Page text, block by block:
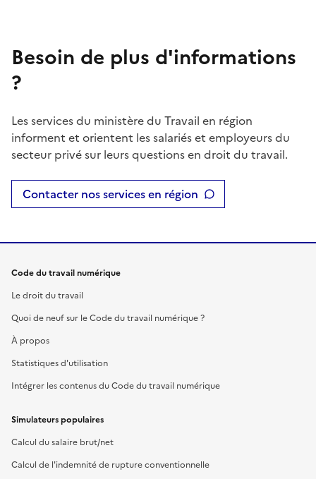
Besoin de plus d'informations
?
Les services du ministère du Travail en région
informent et orientent les salariés et employeurs du
secteur privé sur leurs questions en droit du travail.
Contacter nos services en région
Code du travail numérique
Le droit du travail
Quoi de neuf sur le Code du travail numérique ?
À propos
Statistiques d'utilisation
Intégrer les contenus du Code du travail numérique
Simulateurs populaires
Calcul du salaire brut/net
Calcul de l'indemnité de rupture conventionnelle